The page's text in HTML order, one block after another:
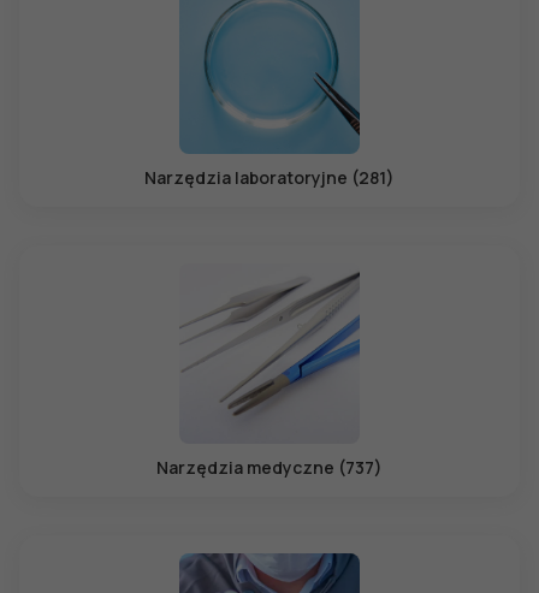
Narzędzia laboratoryjne (281)
Narzędzia medyczne (737)